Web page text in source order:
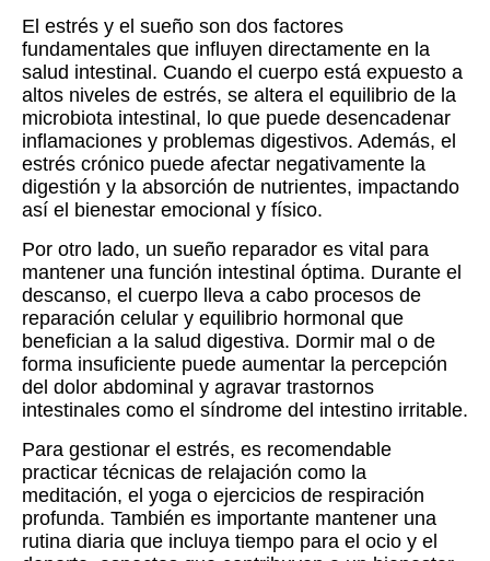
El estrés y el sueño son dos factores
fundamentales que influyen directamente en la
salud intestinal. Cuando el cuerpo está expuesto a
altos niveles de estrés, se altera el equilibrio de la
microbiota intestinal, lo que puede desencadenar
inflamaciones y problemas digestivos. Además, el
estrés crónico puede afectar negativamente la
digestión y la absorción de nutrientes, impactando
así el bienestar emocional y físico.
Por otro lado, un sueño reparador es vital para
mantener una función intestinal óptima. Durante el
descanso, el cuerpo lleva a cabo procesos de
reparación celular y equilibrio hormonal que
benefician a la salud digestiva. Dormir mal o de
forma insuficiente puede aumentar la percepción
del dolor abdominal y agravar trastornos
intestinales como el síndrome del intestino irritable.
Para gestionar el estrés, es recomendable
practicar técnicas de relajación como la
meditación, el yoga o ejercicios de respiración
profunda. También es importante mantener una
rutina diaria que incluya tiempo para el ocio y el